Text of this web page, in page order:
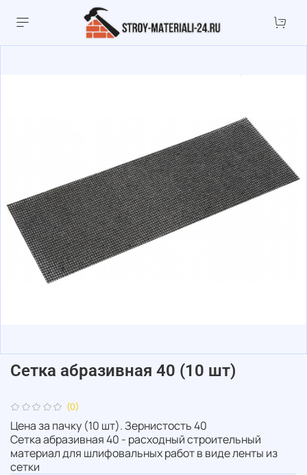
(0)
Сетка абразивная 40 (10 шт)
Цена за пачку (10 шт). Зернистость 40
Сетка абразивная 40 - расходный строительный
материал для шлифовальных работ в виде ленты из
сетки